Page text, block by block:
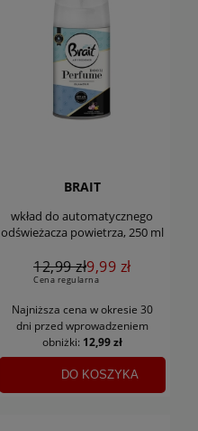
BRAIT
wkład do automatycznego
odświeżacza powietrza, 250 ml
12,99 zł
Cena regularna
9,99 zł
Najniższa cena w okresie 30
dni przed wprowadzeniem
obniżki: 12,99 zł
DO KOSZYKA